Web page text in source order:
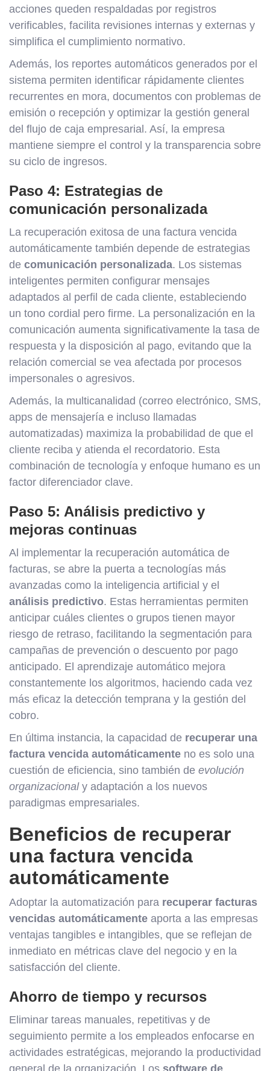
acciones queden respaldadas por registros
verificables, facilita revisiones internas y externas y
simplifica el cumplimiento normativo.
Además, los reportes automáticos generados por el
sistema permiten identificar rápidamente clientes
recurrentes en mora, documentos con problemas de
emisión o recepción y optimizar la gestión general
del flujo de caja empresarial. Así, la empresa
mantiene siempre el control y la transparencia sobre
su ciclo de ingresos.
Paso 4: Estrategias de
comunicación personalizada
La recuperación exitosa de una factura vencida
automáticamente también depende de estrategias
de comunicación personalizada. Los sistemas
inteligentes permiten configurar mensajes
adaptados al perfil de cada cliente, estableciendo
un tono cordial pero firme. La personalización en la
comunicación aumenta significativamente la tasa de
respuesta y la disposición al pago, evitando que la
relación comercial se vea afectada por procesos
impersonales o agresivos.
Además, la multicanalidad (correo electrónico, SMS,
apps de mensajería e incluso llamadas
automatizadas) maximiza la probabilidad de que el
cliente reciba y atienda el recordatorio. Esta
combinación de tecnología y enfoque humano es un
factor diferenciador clave.
Paso 5: Análisis predictivo y
mejoras continuas
Al implementar la recuperación automática de
facturas, se abre la puerta a tecnologías más
avanzadas como la inteligencia artificial y el
análisis predictivo. Estas herramientas permiten
anticipar cuáles clientes o grupos tienen mayor
riesgo de retraso, facilitando la segmentación para
campañas de prevención o descuento por pago
anticipado. El aprendizaje automático mejora
constantemente los algoritmos, haciendo cada vez
más eficaz la detección temprana y la gestión del
cobro.
En última instancia, la capacidad de recuperar una
factura vencida automáticamente no es solo una
cuestión de eficiencia, sino también de evolución
organizacionaly adaptación a los nuevos
paradigmas empresariales.
Beneficios de recuperar
una factura vencida
automáticamente
Adoptar la automatización para recuperar facturas
vencidas automáticamente aporta a las empresas
ventajas tangibles e intangibles, que se reflejan de
inmediato en métricas clave del negocio y en la
satisfacción del cliente.
Ahorro de tiempo y recursos
Eliminar tareas manuales, repetitivas y de
seguimiento permite a los empleados enfocarse en
actividades estratégicas, mejorando la productividad